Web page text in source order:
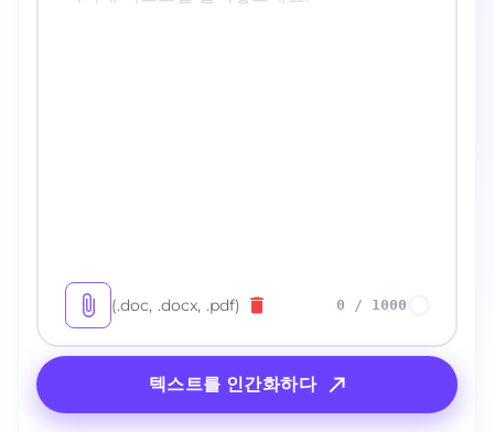
(.doc, .docx, .pdf) 0 / 1000
텍스트를 인간화하다